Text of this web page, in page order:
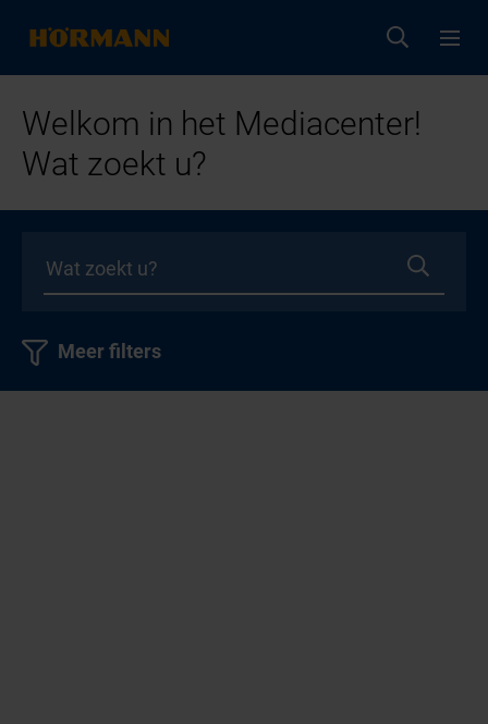
Welkom in het Mediacenter!
Wat zoekt u?
Meer filters